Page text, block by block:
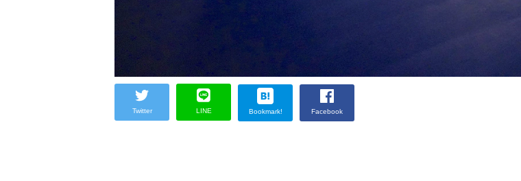
Twitter LINE Bookmark! Facebook